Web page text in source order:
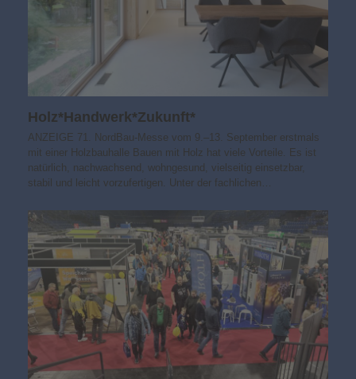
Holz*Handwerk*Zukunft*
ANZEIGE 71. NordBau-Messe vom 9.–13. September erstmals
mit einer Holzbauhalle Bauen mit Holz hat viele Vorteile. Es ist
natürlich, nachwachsend, wohngesund, vielseitig einsetzbar,
stabil und leicht vorzufertigen. Unter der fachlichen…